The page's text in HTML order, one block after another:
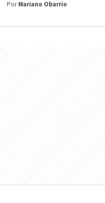
PorMariano Obarrio